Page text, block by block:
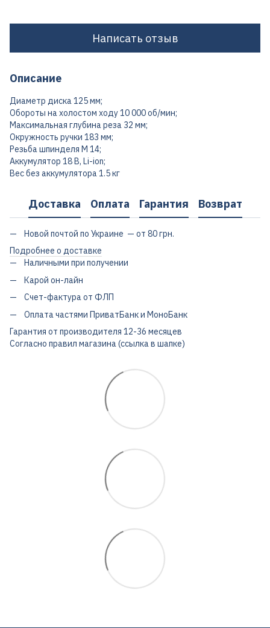
Написать отзыв
Описание
Диаметр диска 125 мм;
Обороты на холостом ходу 10 000 об/мин;
Максимальная глубина реза 32 мм;
Окружность ручки 183 мм;
Резьба шпинделя M 14;
Аккумулятор 18 В, Li-ion;
Вес без аккумулятора 1.5 кг
Доставка Оплата Гарантия Возврат
Новой почтой по Украине — от 80 грн.
Подробнее о доставке
Наличными при получении
Карой он-лайн
Счет-фактура от ФЛП
Оплата частями ПриватБанк и МоноБанк
Гарантия от производителя 12-36 месяцев
Согласно правил магазина (ссылка в шапке)